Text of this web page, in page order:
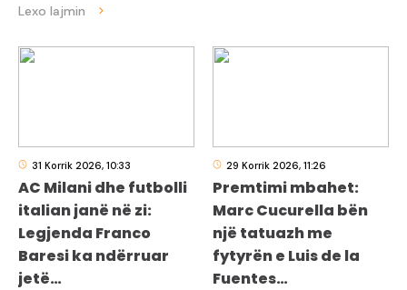
31 Korrik 2026, 10:33
AC Milani dhe futbolli
italian janë në zi:
Legjenda Franco
Baresi ka ndërruar
jetë…
29 Korrik 2026, 11:26
Premtimi mbahet:
Marc Cucurella bën
një tatuazh me
fytyrën e Luis de la
Fuentes…